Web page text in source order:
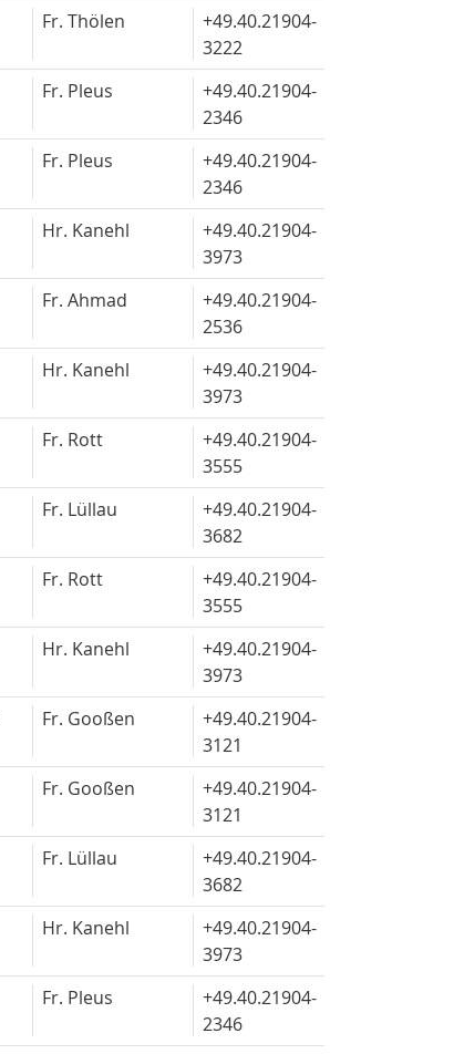
Fr. Thölen +49.40.21904-
3222
Fr. Pleus +49.40.21904-
2346
Fr. Pleus +49.40.21904-
2346
Hr. Kanehl +49.40.21904-
3973
Fr. Ahmad +49.40.21904-
2536
Hr. Kanehl +49.40.21904-
3973
Fr. Rott +49.40.21904-
3555
Fr. Lüllau +49.40.21904-
3682
Fr. Rott +49.40.21904-
3555
Hr. Kanehl +49.40.21904-
3973
Fr. Gooßen +49.40.21904-
3121
Fr. Gooßen +49.40.21904-
3121
Fr. Lüllau +49.40.21904-
3682
Hr. Kanehl +49.40.21904-
3973
Fr. Pleus +49.40.21904-
2346